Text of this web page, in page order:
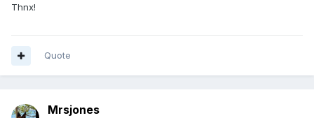
Thnx!
Quote
Mrsjones